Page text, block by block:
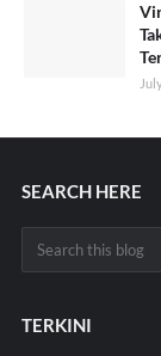
SEARCH HERE
TERKINI